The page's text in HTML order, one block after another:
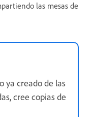
las mesas de
ya creado de las
cree copias de